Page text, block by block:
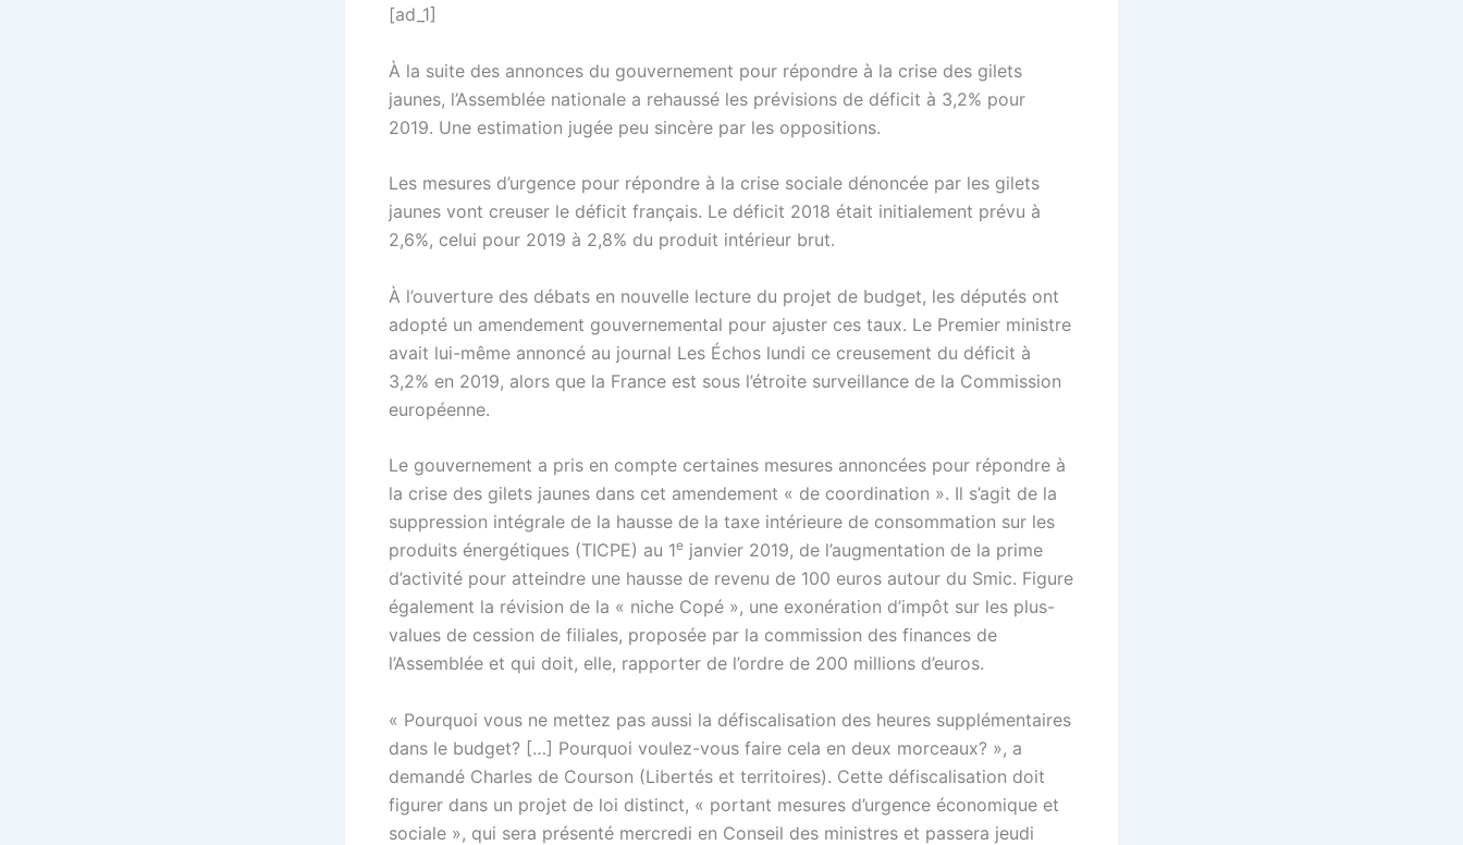
[ad_1]
À la suite des annonces du gouvernement pour répondre à la crise des gilets
jaunes, l’Assemblée nationale a rehaussé les prévisions de déficit à 3,2% pour
2019. Une estimation jugée peu sincère par les oppositions.
Les mesures d’urgence pour répondre à la crise sociale dénoncée par les gilets
jaunes vont creuser le déficit français. Le déficit 2018 était initialement prévu à
2,6%, celui pour 2019 à 2,8% du produit intérieur brut.
À l’ouverture des débats en nouvelle lecture du projet de budget, les députés ont
adopté un amendement gouvernemental pour ajuster ces taux. Le Premier ministre
avait lui-même annoncé au journal Les Échos lundi ce creusement du déficit à
3,2% en 2019, alors que la France est sous l’étroite surveillance de la Commission
européenne.
Le gouvernement a pris en compte certaines mesures annoncées pour répondre à
la crise des gilets jaunes dans cet amendement « de coordination ». Il s’agit de la
suppression intégrale de la hausse de la taxe intérieure de consommation sur les
produits énergétiques (TICPE) au 1e janvier 2019, de l’augmentation de la prime
d’activité pour atteindre une hausse de revenu de 100 euros autour du Smic. Figure
également la révision de la « niche Copé », une exonération d’impôt sur les plus-
values de cession de filiales, proposée par la commission des finances de
l’Assemblée et qui doit, elle, rapporter de l’ordre de 200 millions d’euros.
« Pourquoi vous ne mettez pas aussi la défiscalisation des heures supplémentaires
dans le budget? […] Pourquoi voulez-vous faire cela en deux morceaux? », a
demandé Charles de Courson (Libertés et territoires). Cette défiscalisation doit
figurer dans un projet de loi distinct, « portant mesures d’urgence économique et
sociale », qui sera présenté mercredi en Conseil des ministres et passera jeudi